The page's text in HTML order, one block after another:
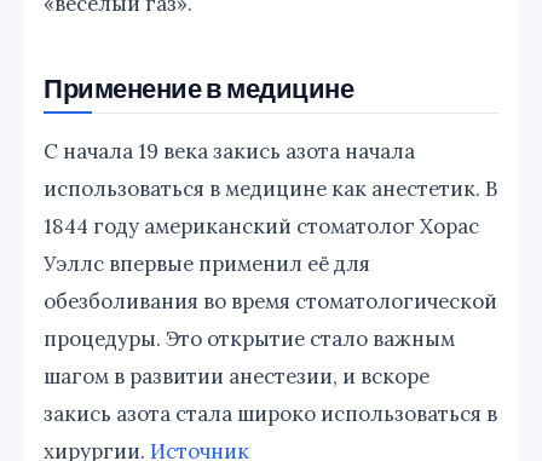
Применение в медицине
С начала 19 века закись азота начала
использоваться в медицине как анестетик. В
1844 году американский стоматолог Хорас
Уэллс впервые применил её для
обезболивания во время стоматологической
процедуры. Это открытие стало важным
шагом в развитии анестезии, и вскоре
закись азота стала широко использоваться в
хирургии. Источник